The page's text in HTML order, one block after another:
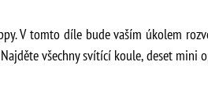
V tomto díle bude vaším úkolem
všechny svítící koule, deset mini